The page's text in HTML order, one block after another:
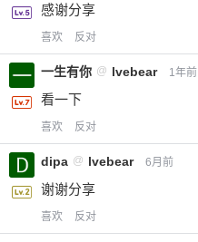
感谢分享
喜欢 反对
一生有你 @ lvebear 1年前
看一下
喜欢 反对
dipa @ lvebear 6月前
谢谢分享
喜欢 反对